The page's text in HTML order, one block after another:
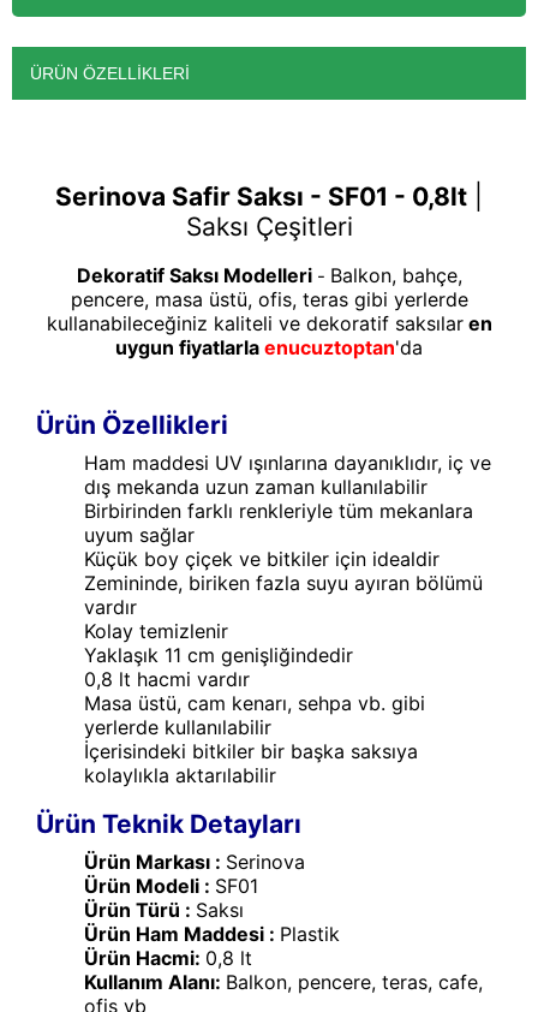
ÜRÜN ÖZELLIKLERI
Serinova Safir Saksı - SF01 - 0,8lt
Saksı Çeşitleri
Dekoratif Saksı Modelleri- Balkon, bahçe,
pencere, masa üstü, ofis, teras gibi yerlerde
kullanabileceğiniz kaliteli ve dekoratif saksılaren
uygun fiyatlarla enucuztoptan'da
Ürün Özellikleri
Ham maddesi UV ışınlarına dayanıklıdır, iç ve
dış mekanda uzun zaman kullanılabilir
Birbirinden farklı renkleriyle tüm mekanlara
uyum sağlar
Küçük boy çiçek ve bitkiler için idealdir
Zemininde, biriken fazla suyu ayıran bölümü
vardır
Kolay temizlenir
Yaklaşık 11 cm genişliğindedir
0,8 lt hacmi vardır
Masa üstü, cam kenarı, sehpa vb. gibi
yerlerde kullanılabilir
İçerisindeki bitkiler bir başka saksıya
kolaylıkla aktarılabilir
Ürün Teknik Detayları
Ürün Markası : Serinova
Ürün Modeli : SF01
Ürün Türü : Saksı
Ürün Ham Maddesi : Plastik
Ürün Hacmi: 0,8 lt
Kullanım Alanı: Balkon, pencere, teras, cafe,
ofis vb